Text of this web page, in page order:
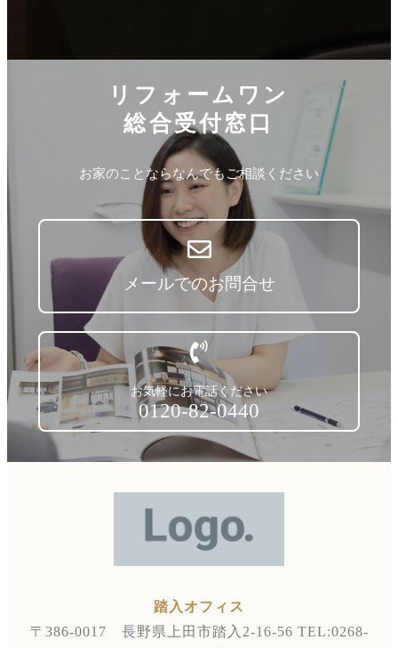
リフォームワン
総合受付窓口
お家のことならなんでもご相談ください
メールでのお問合せ
お気軽にお電話ください
0120-82-0440
踏入オフィス
〒386-0017 長野県上田市踏入2-16-56 TEL:0268-